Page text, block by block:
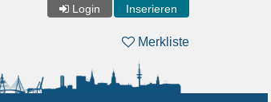
Login Inserieren
Merkliste